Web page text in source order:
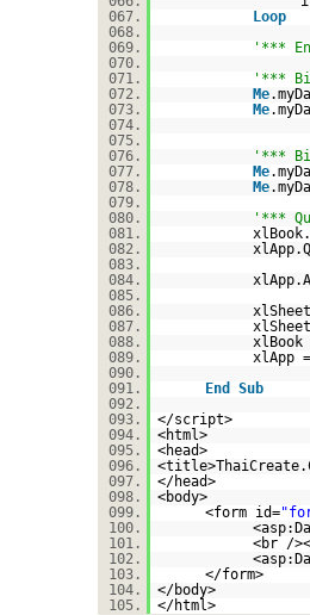
067.
Loop
068.
069.
'***
070.
071.
'***
072.
Me
073.
Me
074.
075.
076.
'***
077.
Me
078.
Me
079.
080.
'***
081.
082.
083.
084.
085.
086.
087.
088.
xlBook
089.
xlApp =
090.
091.
End
Sub
092.
093.
</script>
094.
<html>
095.
<head>
096.
097.
</head>
098.
<body>
099.
<form id=
100.
101.
<br /
102.
103.
</form>
104.
</body>
105.
</html>